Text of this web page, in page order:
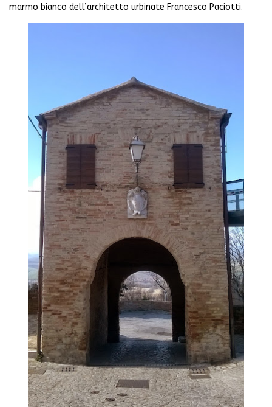
marmo bianco dell’architetto urbinate Francesco Paciotti.